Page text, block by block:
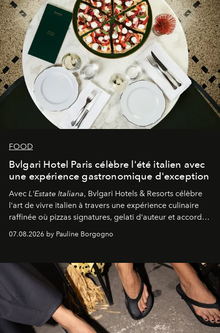
FOOD
Bvlgari Hotel Paris célèbre l'été italien avec
une expérience gastronomique d'exception
Avec L'Estate Italiana, Bvlgari Hotels & Resorts célèbre
l'art de vivre italien à travers une expérience culinaire
raffinée où pizzas signatures, gelati d'auteur et accords
d'exception composent un véritable voyage sensoriel.
07.08.2026 by Pauline Borgogno